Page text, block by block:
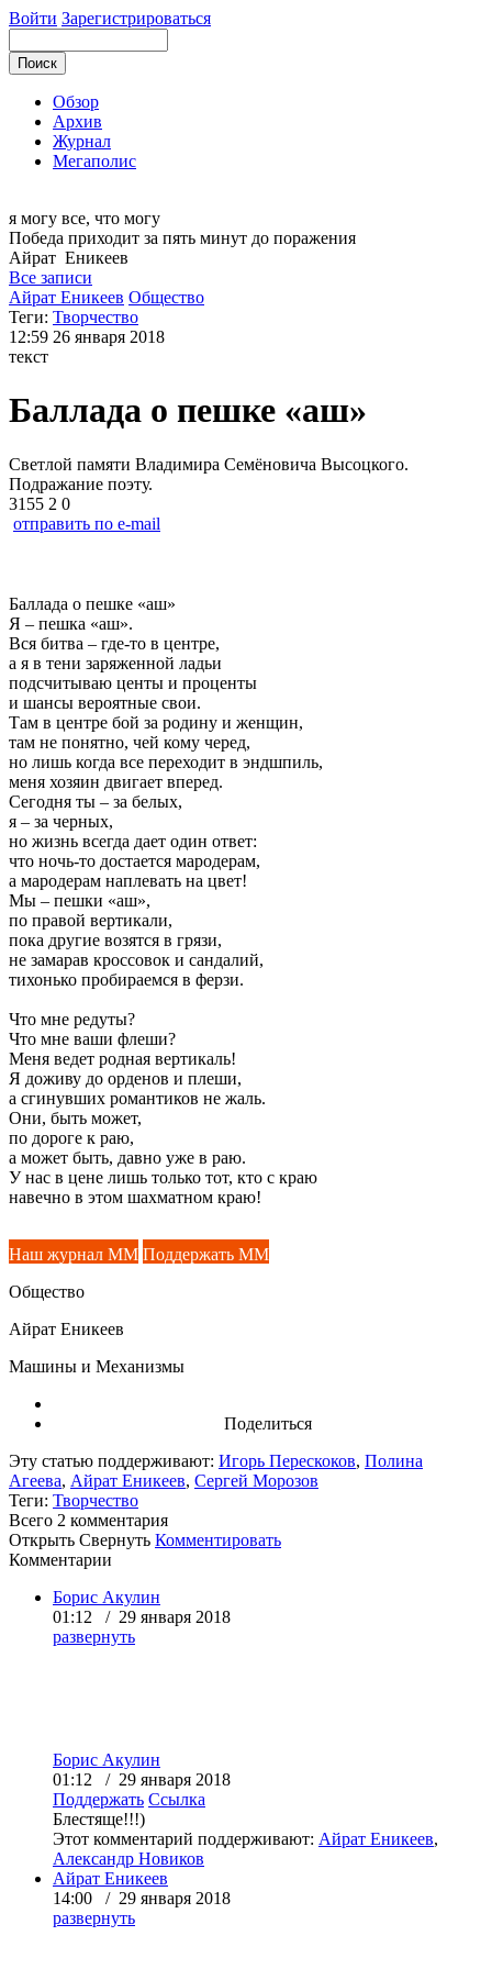
Войти Зарегистрироваться
Обзор
Архив
Журнал
Мегаполис
я могу все, что могу
Победа приходит за пять минут до поражения
Айрат Еникеев
Все записи
Айрат Еникеев Общество
Теги: Творчество
12:59 26 января 2018
текст
Баллада о пешке «аш»
Светлой памяти Владимира Семёновича Высоцкого.
Подражание поэту.
3155 2 0
отправить по e-mail
Баллада о пешке «аш»
Я – пешка «аш».
Вся битва – где-то в центре,
а я в тени заряженной ладьи
подсчитываю центы и проценты
и шансы вероятные свои.
Там в центре бой за родину и женщин,
там не понятно, чей кому черед,
но лишь когда все переходит в эндшпиль,
меня хозяин двигает вперед.
Сегодня ты – за белых,
я – за черных,
но жизнь всегда дает один ответ:
что ночь-то достается мародерам,
а мародерам наплевать на цвет!
Мы – пешки «аш»,
по правой вертикали,
пока другие возятся в грязи,
не замарав кроссовок и сандалий,
тихонько пробираемся в ферзи.
Что мне редуты?
Что мне ваши флеши?
Меня ведет родная вертикаль!
Я доживу до орденов и плеши,
а сгинувших романтиков не жаль.
Они, быть может,
по дороге к раю,
а может быть, давно уже в раю.
У нас в цене лишь только тот, кто с краю
навечно в этом шахматном краю!
Наш журнал ММ Поддержать ММ
Общество
Айрат Еникеев
Машины и Механизмы
Поделиться
Эту статью поддерживают: Игорь Перескоков, Полина
Агеева, Айрат Еникеев, Сергей Морозов
Теги: Творчество
Всего 2 комментария
Открыть Свернуть Комментировать
Комментарии
Борис Акулин
01:12 / 29 января 2018
развернуть
Борис Акулин
01:12 / 29 января 2018
Поддержать Ссылка
Блестяще!!!)
Этот комментарий поддерживают: Айрат Еникеев,
Александр Новиков
Айрат Еникеев
14:00 / 29 января 2018
развернуть